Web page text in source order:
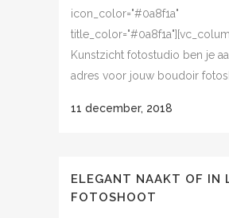
icon_color="#0a8f1a"
Kunstzicht fotostudio ben je
adres voor jouw boudoir
11 december, 2018
ELEGANT NAAKT OF IN
FOTOSHOOT